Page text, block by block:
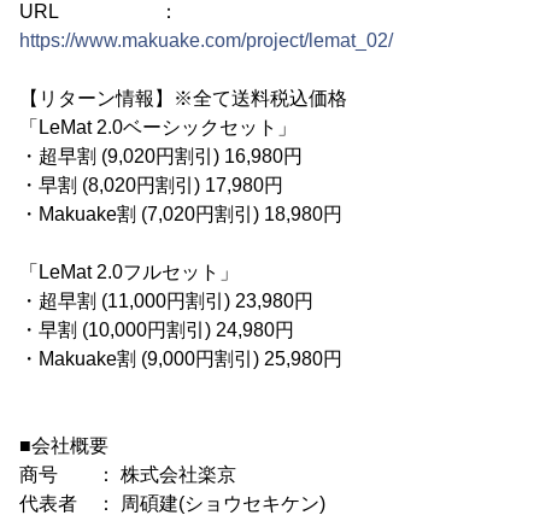
URL ：
https://www.makuake.com/project/lemat_02/
【リターン情報】※全て送料税込価格
「LeMat 2.0ベーシックセット」
・超早割 (9,020円割引) 16,980円
・早割 (8,020円割引) 17,980円
・Makuake割 (7,020円割引) 18,980円
「LeMat 2.0フルセット」
・超早割 (11,000円割引) 23,980円
・早割 (10,000円割引) 24,980円
・Makuake割 (9,000円割引) 25,980円
■会社概要
商号 ： 株式会社楽京
代表者 ： 周碩建(ショウセキケン)